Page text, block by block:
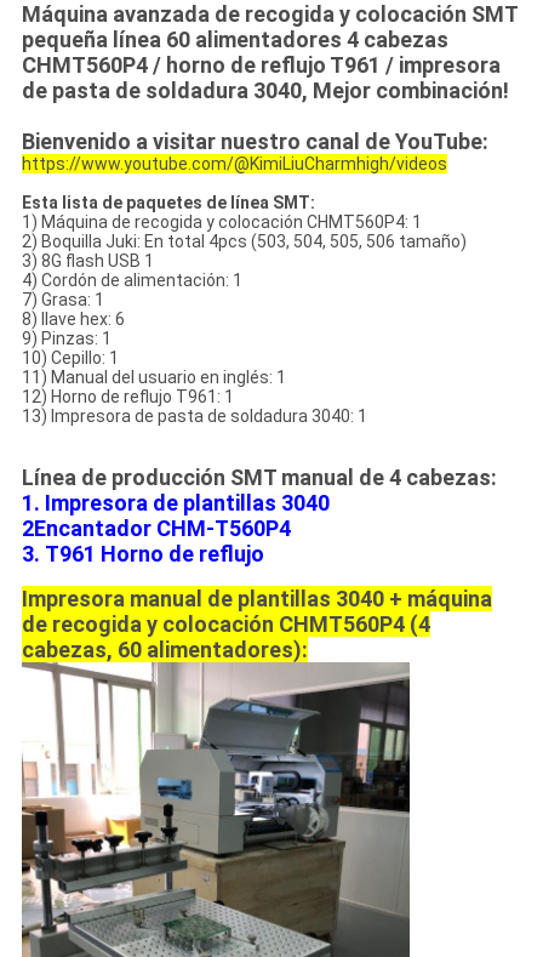
Máquina avanzada de recogida y colocación SMT
pequeña línea 60 alimentadores 4 cabezas
CHMT560P4 / horno de reflujo T961 / impresora
de pasta de soldadura 3040, Mejor combinación!
Bienvenido a visitar nuestro canal de YouTube:
https://www.youtube.com/@KimiLiuCharmhigh/videos
Esta lista de paquetes de línea SMT:
1) Máquina de recogida y colocación CHMT560P4: 1
2) Boquilla Juki: En total 4pcs (503, 504, 505, 506 tamaño)
3) 8G flash USB 1
4) Cordón de alimentación: 1
7) Grasa: 1
8) llave hex: 6
9) Pinzas: 1
10) Cepillo: 1
11) Manual del usuario en inglés: 1
12) Horno de reflujo T961: 1
13) Impresora de pasta de soldadura 3040: 1
Línea de producción SMT manual de 4 cabezas:
1. Impresora de plantillas 3040
2Encantador CHM-T560P4
3. T961 Horno de reflujo
Impresora manual de plantillas 3040 + máquina
de recogida y colocación CHMT560P4 (4
cabezas, 60 alimentadores):